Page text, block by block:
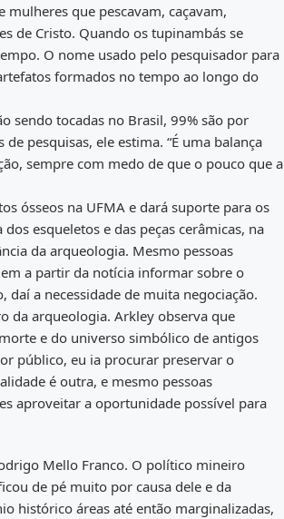
que pescavam, caçavam,
de Cristo. Quando os tupinambás se
O nome usado pelo pesquisador para
formados no tempo ao longo do
sendo tocadas no Brasil, 99% são por
pesquisas, ele estima. “É uma balança
sempre com medo de que o pouco que a
ósseos na UFMA e dará suporte para os
esqueletos e das peças cerâmicas, na
da arqueologia. Mesmo pessoas
a partir da notícia informar sobre o
daí a necessidade de muita negociação.
da arqueologia. Arkley observa que
e do universo simbólico de antigos
público, eu ia procurar preservar o
é outra, e mesmo pessoas
aproveitar a oportunidade possível para
Mello Franco. O político mineiro
de pé muito por causa dele e da
histórico áreas até então marginalizadas,